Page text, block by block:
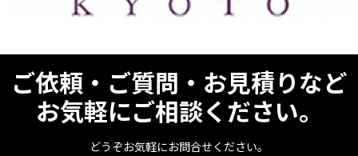
ご依頼・ご質問・お見積りなど
お気軽にご相談ください。
どうぞお気軽にお問合せください。